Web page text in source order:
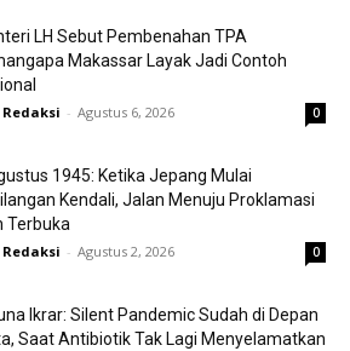
LH Sebut Pembenahan TPA
Makassar Layak Jadi Contoh
- Agustus 6, 2026 0
1945: Ketika Jepang Mulai
Kendali, Jalan Menuju Proklamasi
Terbuka
- Agustus 2, 2026 0
Ikrar: Silent Pandemic Sudah di Depan
Saat Antibiotik Tak Lagi Menyelamatkan